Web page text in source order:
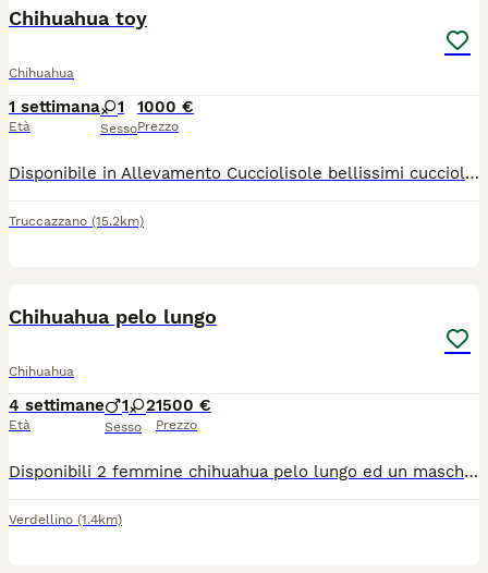
Chihuahua toy
Chihuahua
1 settimana
Età
1
Sesso
1000 €
Prezzo
Disponibile in Allevamento Cucciolisole bellissimi cuccioli di chihuahua si vari colori che si consegnano DI PERSONA in tutta ITALIA dal 20 agosto in poi. I cuccioli avranno doppia sverminazione, primo e secondo vaccino, libretto sanitario e visita veterinaria, microchip con relativo passaggio di proprietà, pedigree Enci e trattamento antiparassitario. Saranno abituati all'uso della traversina igienica e socializzati con altri cani e gatti. Crescono in famiglia giocando con bambini... Allevamento CUCCIOLISOLE anche whatapp
Truccazzano (15.2km)
Chihuahua pelo lungo
Chihuahua
4 settimane
Età
1 2
Sesso
1500 €
Prezzo
Disponibili 2 femmine chihuahua pelo lungo ed un maschietto taglia mini verranno consegnati completi di ciclo vermifugo trattamento antiparassitario vaccino microchip certificato medico libretto sanitario iscrizione anagrafe canina passaggio di proprietà kit cucciolo pedigree enci genitori visibili entrambi solo persone responsabili
Verdellino (1.4km)